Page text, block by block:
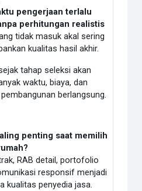
pengerjaan terlalu
perhitungan realistis
tidak masuk akal sering
kualitas hasil akhir.
tahap seleksi akan
waktu, biaya, dan
berlangsung.
penting saat memilih
RAB detail, portofolio
responsif menjadi
kualitas penyedia jasa.